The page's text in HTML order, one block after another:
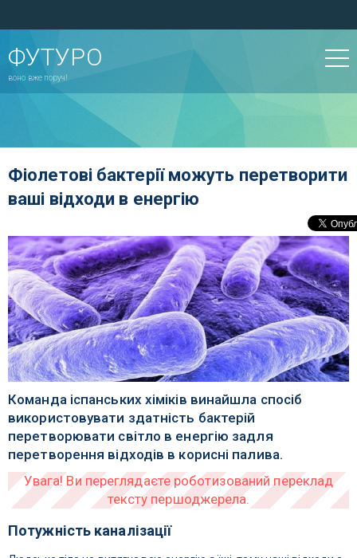
ФУТУРО
воно вже поруч!
Фіолетові бактерії можуть перетворити
ваші відходи в енергію
Команда іспанських хіміків винайшла спосіб
використовувати здатність бактерій
перетворювати світло в енергію задля
перетворення відходів в корисні палива.
Потужність каналізації